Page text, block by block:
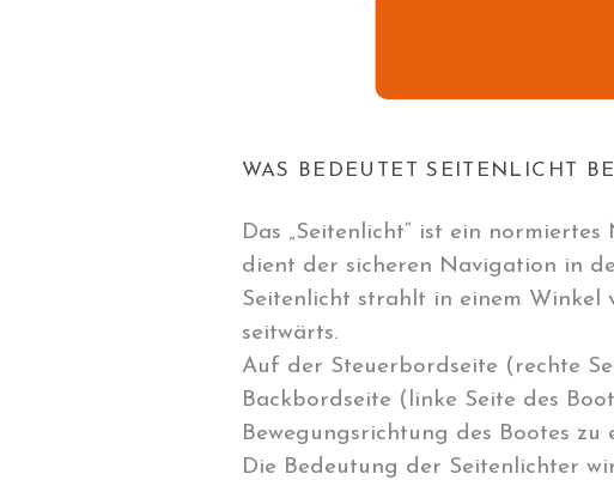
WAS BEDEUTET SEITENLICHT
Das „Seitenlicht“ ist ein
dient der sicheren Navigation in
Seitenlicht strahlt in einem Winkel
seitwärts.
Auf der Steuerbordseite (rechte
Backbordseite (linke Seite des
Bewegungsrichtung des Bootes
Die Bedeutung der Seitenlichter